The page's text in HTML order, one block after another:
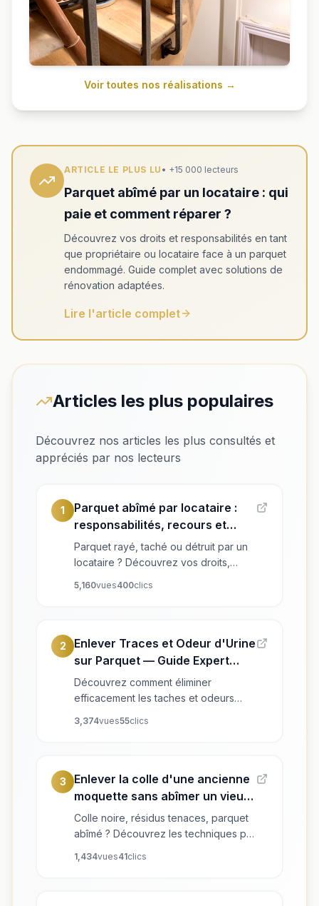
Voir toutes nos réalisations →
ARTICLE LE PLUS LU • +15 000 lecteurs
Parquet abîmé par un locataire : qui
paie et comment réparer ?
Découvrez vos droits et responsabilités en tant
que propriétaire ou locataire face à un parquet
endommagé. Guide complet avec solutions de
rénovation adaptées.
Lire l'article complet
Articles les plus populaires
Découvrez nos articles les plus consultés et
appréciés par nos lecteurs
1
Parquet abîmé par locataire :
responsabilités, recours et
solutions de rénovation
Parquet rayé, taché ou détruit par un
locataire ? Découvrez vos droits,
conseils d'experts pour propriétaire
5,160vues400clics
2
Enlever Traces et Odeur d'Urine
sur Parquet — Guide Expert
2026
Découvrez comment éliminer
efficacement les taches et odeurs
bois ancien. Conseils de pros, astuces
rénovation de parquet dans le Grand
Est.
3,374vues55clics
3
Enlever la colle d'une ancienne
moquette sans abîmer un vieux
parquet : guide complet
Colle noire, résidus tenaces, parquet
abîmé ? Découvrez les techniques pro
un parquet ancien ou massif.
1,434vues41clics